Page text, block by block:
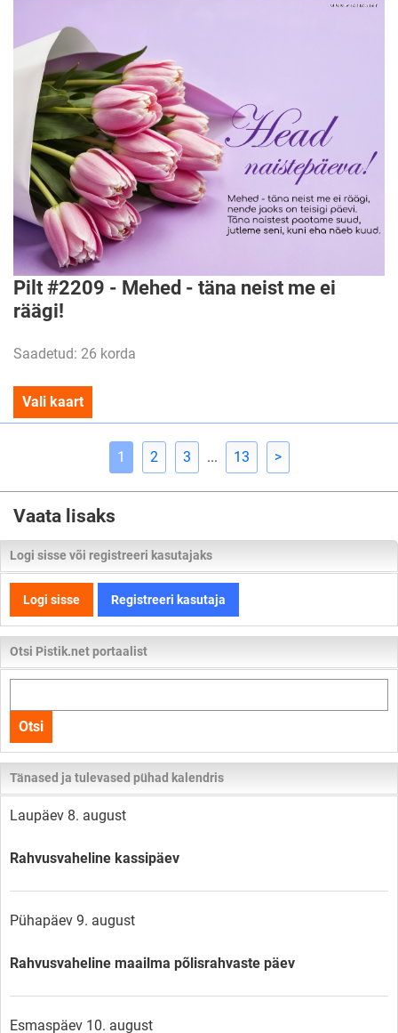
Pilt #2209 - Mehed - täna neist me ei
räägi!
Saadetud: 26 korda
Vali kaart
1 2 3 ... 13 >
Vaata lisaks
Logi sisse või registreeri kasutajaks
Logi sisse Registreeri kasutaja
Otsi Pistik.net portaalist
kogu
lehelt
Otsi
Tänased ja tulevased pühad kalendris
Laupäev 8. august
Rahvusvaheline kassipäev
Pühapäev 9. august
Rahvusvaheline maailma põlisrahvaste päev
Esmaspäev 10. august